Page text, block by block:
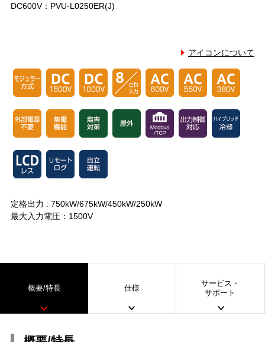
DC600V：PVU-L0250ER(J)
アイコンについて
定格出力 : 750kW/675kW/450kW/250kW
最大入力電圧：1500V
概要/特長 仕様
サービス・
サポート